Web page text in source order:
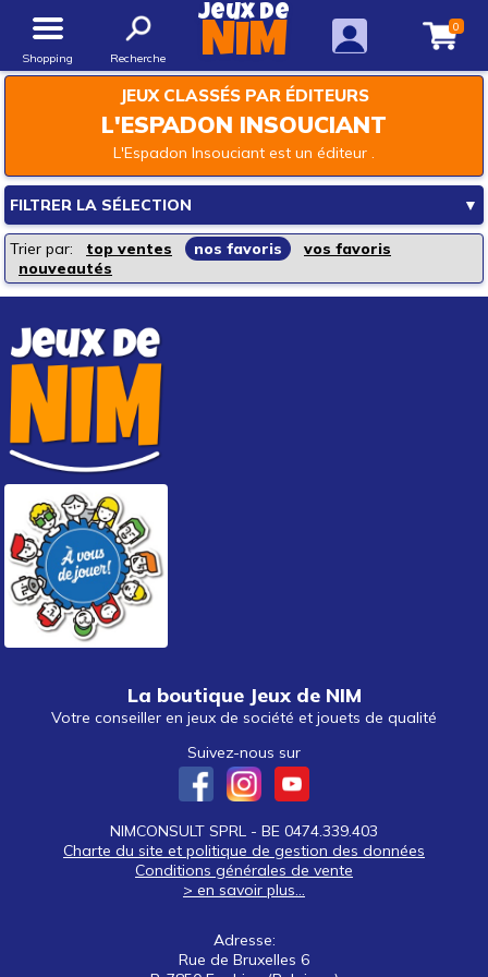
Shopping Recherche
Jeux de
NIM 0
JEUX CLASSÉS PAR ÉDITEURS
L'ESPADON INSOUCIANT
L'Espadon Insouciant est un éditeur .
FILTRER LA SÉLECTION ▼
Trier par: top ventes nos favoris
vos favoris
nouveautés
Les rayons de la boutique
Jeux de société
Jeux enfants
Loisirs créatifs
Jouets d'éveil
Jouets d'imagination
Mode & décoration
Puzzles & casse-têtes
La boutique Jeux de NIM
Votre conseiller en jeux de société et jouets de qualité
Suivez-nous sur
NIMCONSULT SPRL - BE 0474.339.403
Charte du site et politique de gestion des données
Conditions générales de vente
> en savoir plus...
Adresse:
Rue de Bruxelles 6